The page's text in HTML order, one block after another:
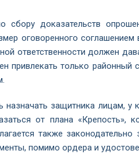
сбору доказательств
оговоренного
ответственности должен
привлекать только районный
назначать защитника лицам,
от плана «Крепость»,
также
помимо ордера и